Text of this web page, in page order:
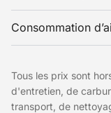
Consommation
Tous les prix sont
d'entretien, de
transport, de